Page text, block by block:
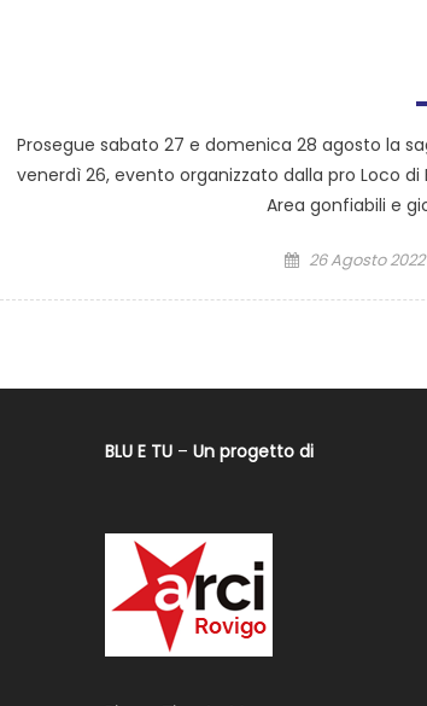
Prosegue sabato 27 e domenica 28 agosto la
venerdì 26, evento organizzato dalla pro Loco
Area gonfiabili e
26 Agosto 2022
BLU E TU –Un progetto di